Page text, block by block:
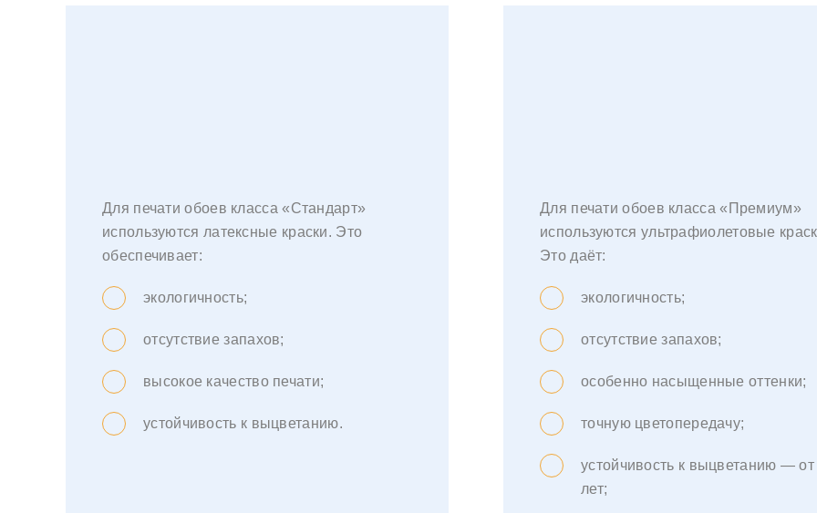
Для печати обоев класса «Стандарт»
используются латексные краски. Это
обеспечивает:
экологичность;
отсутствие запахов;
высокое качество печати;
устойчивость к выцветанию.
Для печати обоев класса «Премиум»
используются ультрафиолетовые
Это даёт:
экологичность;
отсутствие запахов;
особенно насыщенные оттенки;
точную цветопередачу;
устойчивость к выцветанию — от
лет;